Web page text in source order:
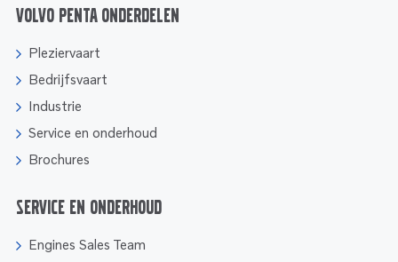
Volvo Penta onderdelen
Pleziervaart
Bedrijfsvaart
Industrie
Service en onderhoud
Brochures
Service en onderhoud
Engines Sales Team